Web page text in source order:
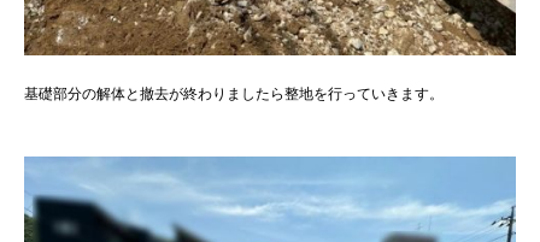
基礎部分の解体と撤去が終わりましたら整地を行っていきます。